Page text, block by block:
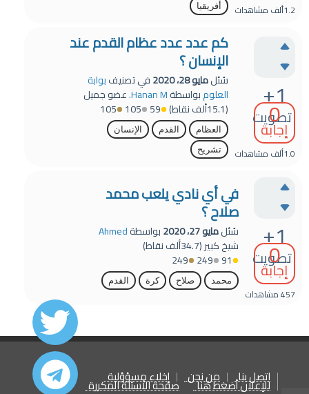
1.2ألف مشاهدات
أفريقيا
+1
تصويت
0
إجابة
1.0ألف مشاهدات
كم عدد عدد عظام القدم عند
الإنسان ؟
سُئلمايو 28، 2020 في تصنيفبوابة
العلومبواسطةHanan M. عضو جميل
(15.1ألف نقاط) 59
105
105
العظام القدم
الإنسان
تشريح
+1
تصويت
0
إجابة
457مشاهدات
في أي نادي يلعب محمد
صلاح ؟
سُئلمايو 27، 2020 بواسطةAhmed
شيخ كبير(34.7ألف
نقاط)
91
249
249
محمد صلاح كرة القدم
اتصل بنا من نحن إخلاء مسؤؤلية للإعلان أضغط هنا صفحة الأسئلة المكررة